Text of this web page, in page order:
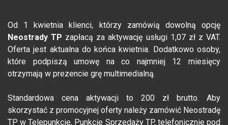
Od 1 kwietnia klienci, którzy zamówią dowolną opcję
Neostrady TP zapłacą za aktywację usługi 1,07 zł z VAT.
Oferta jest aktualna do końca kwietnia. Dodatkowo osoby,
które podpiszą umowę na co najmniej 12 miesięcy
otrzymają w prezencie grę multimedialną.
Standardowa cena aktywacji to 200 zł brutto. Aby
skorzystać z promocyjnej oferty należy zamówić Neostradę
TP w Telepunkcie, Punkcie Sprzedaży TP, telefonicznie pod